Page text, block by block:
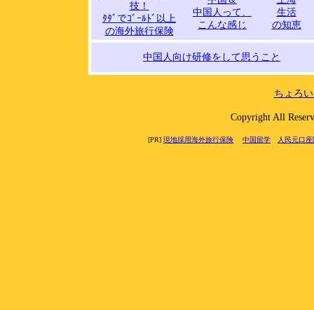
技！
ﾀﾀﾞでｺﾞｰﾙﾄﾞ以上
の海外旅行保険
中国人って、
こんな感じ
生活
の知恵
中国人向け研修をして思うこと
ちょろ
Copyright All
[PR] 現地採用海外旅行保険 中国留学 人民元口